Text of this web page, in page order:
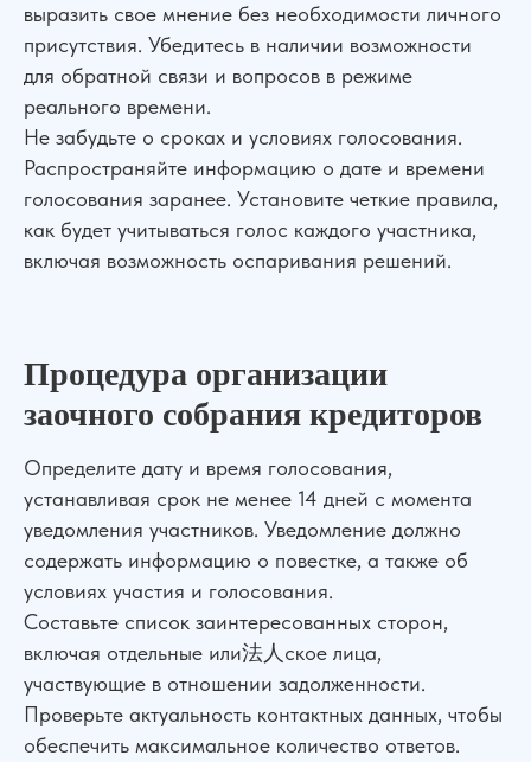
выразить свое мнение без необходимости личного
присутствия. Убедитесь в наличии возможности
для обратной связи и вопросов в режиме
реального времени.
Не забудьте о сроках и условиях голосования.
Распространяйте информацию о дате и времени
голосования заранее. Установите четкие правила,
как будет учитываться голос каждого участника,
включая возможность оспаривания решений.
Процедура организации
заочного собрания кредиторов
Определите дату и время голосования,
устанавливая срок не менее 14 дней с момента
уведомления участников. Уведомление должно
содержать информацию о повестке, а также об
условиях участия и голосования.
Составьте список заинтересованных сторон,
включая отдельные или法人ское лица,
участвующие в отношении задолженности.
Проверьте актуальность контактных данных, чтобы
обеспечить максимальное количество ответов.